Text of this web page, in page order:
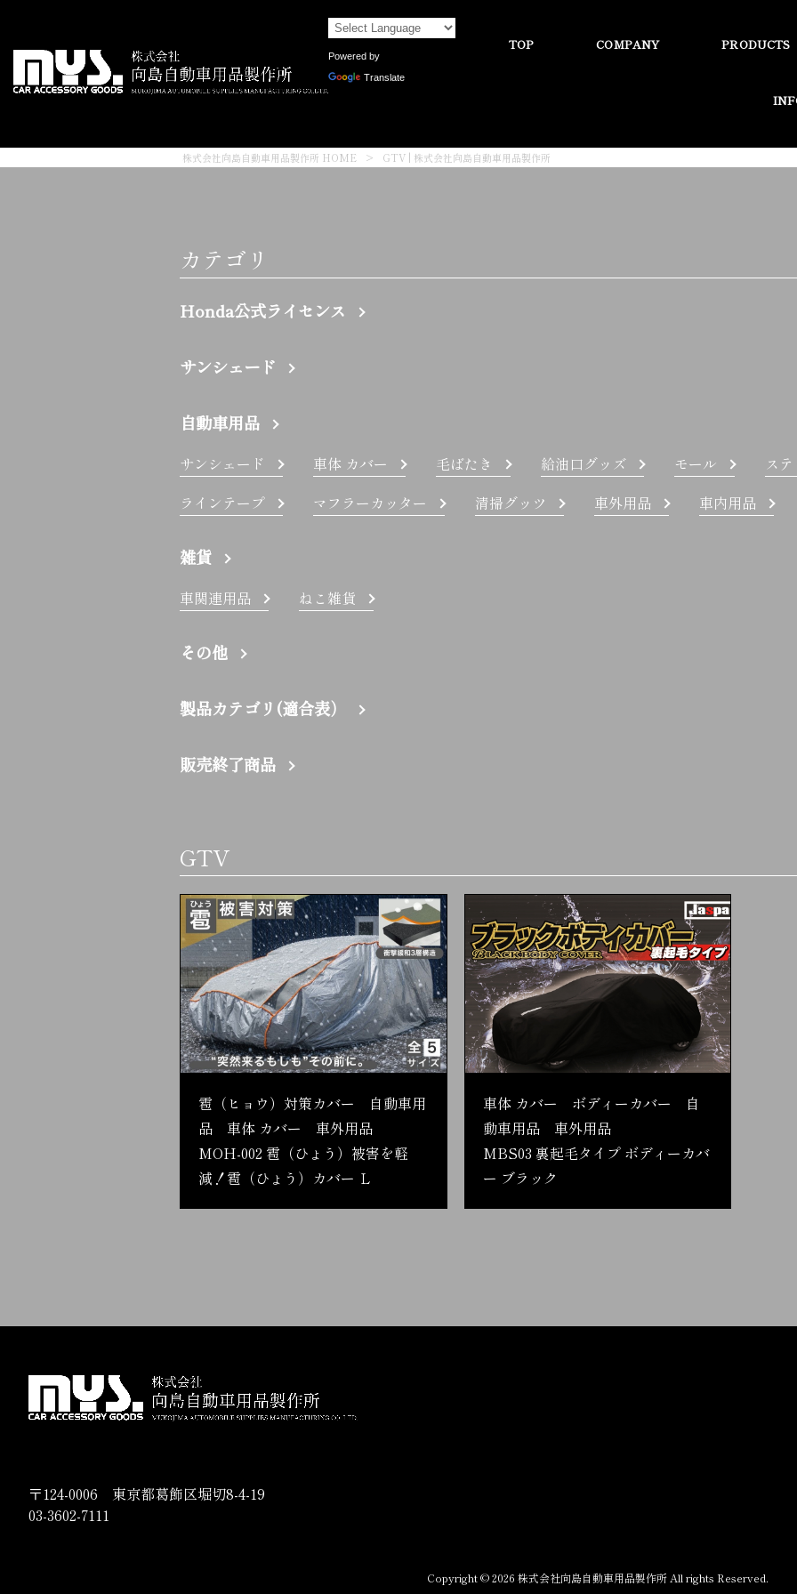
Powered by
Translate
TOP COMPANY PRODUCTS
株式会社向島自動車用品製作所 HOME > GTV | 株式会社向島自動車用品製作所
カテゴリ
Honda公式ライセンス
サンシェード
自動車用品
サンシェード 車体 カバー 毛ばたき 給油口グッズ モール
ス
ラインテープ
マフラーカッター 清掃グッツ 車外用品 車内用品
雑貨
車関連用品 ねこ雑貨
その他
製品カテゴリ(適合表）
販売終了商品
GTV
雹（ヒョウ）対策カバー 自動車用
品 車体 カバー 車外用品
MOH-002 雹（ひょう）被害を軽
減！雹（ひょう）カバー Ｌ
車体 カバー ボディーカバー 自
動車用品 車外用品
MBS03 裏起毛タイプ ボディーカバ
ー ブラック
〒124-0006 東京都葛飾区堀切8-4-19
03-3602-7111
Copyright © 2026 株式会社向島自動車用品製作所 All rights Reserved.